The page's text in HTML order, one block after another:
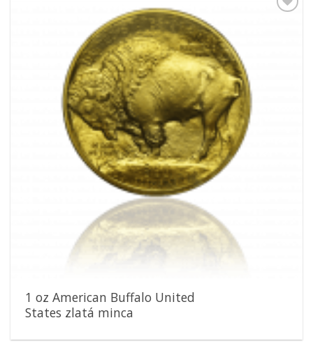
1 oz American Buffalo United
States zlatá minca